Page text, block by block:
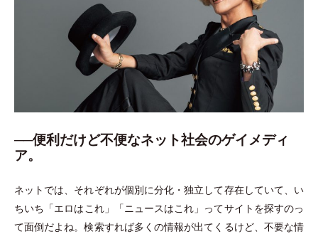
──便利だけど不便なネット社会のゲイメディ
ア。
ネットでは、それぞれが個別に分化 ・独立して存在していて、い
ちいち 「エロはこれ」 「ニュースはこれ 」
ってサイトを探すのっ
て面倒だよね。検索すれば多くの情報が出てくるけど、不要な情